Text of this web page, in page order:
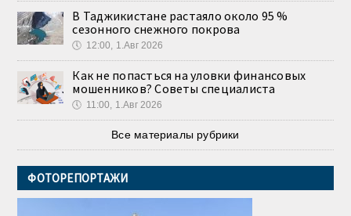
В Таджикистане растаяло около 95 %
сезонного снежного покрова
🕔 12:00, 1.Авг 2026
Как не попасться на уловки финансовых
мошенников? Советы специалиста
🕔 11:00, 1.Авг 2026
Все материалы рубрики
ФОТОРЕПОРТАЖИ